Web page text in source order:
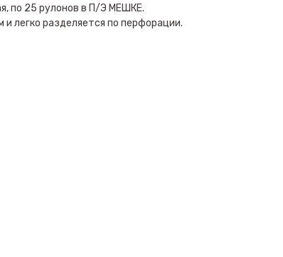
по 25 рулонов в П/Э МЕШКЕ.
легко разделяется по перфорации.